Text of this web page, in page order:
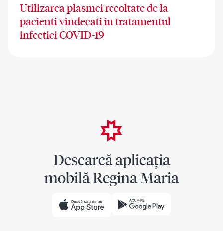
Utilizarea plasmei recoltate de la
pacienti vindecati in tratamentul
infectiei COVID-19
Descarcă aplicația
mobilă Regina Maria